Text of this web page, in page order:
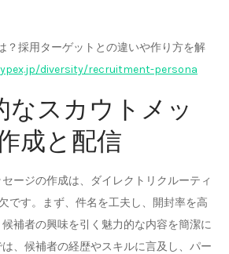
？採用ターゲットとの違いや作り方を解
diversity/recruitment-persona
なスカウトメッ
成と配信
ージの作成は、ダイレクトリクルーティ
です。まず、件名を工夫し、開封率を高
補者の興味を引く魅力的な内容を簡潔に
、候補者の経歴やスキルに言及し、パー